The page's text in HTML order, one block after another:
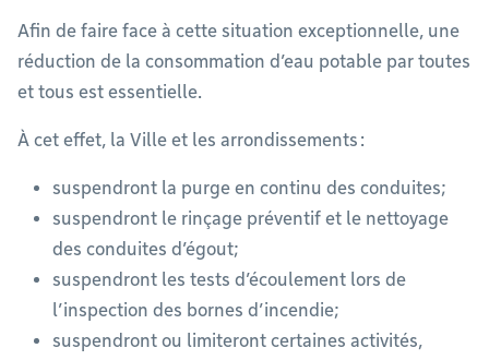
Afin de faire face à cette situation exceptionnelle, une
réduction de la consommation d’eau potable par toutes
et tous est essentielle.
À cet effet, la Ville et les arrondissements :
suspendront la purge en continu des conduites;
suspendront le rinçage préventif et le nettoyage
des conduites d’égout;
suspendront les tests d’écoulement lors de
l’inspection des bornes d’incendie;
suspendront ou limiteront certaines activités,